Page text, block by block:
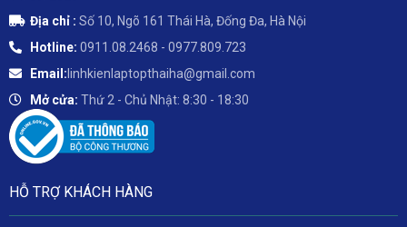
Địa chỉ : Số 10, Ngõ 161 Thái Hà, Đống Đa, Hà Nội
Hotline: 0911.08.2468 - 0977.809.723
Email: linhkienlaptopthaiha@gmail.com
Mở cửa: Thứ 2 - Chủ Nhật: 8:30 - 18:30
HỖ TRỢ KHÁCH HÀNG